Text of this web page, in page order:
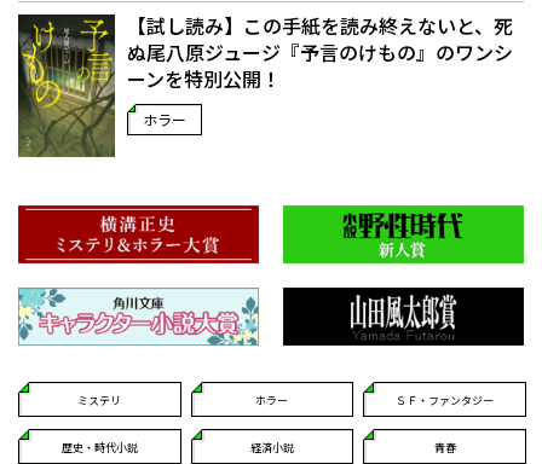
【試し読み】この手紙を読み終えないと、死
ぬ――尾八原ジュージ『予言のけもの』のワンシ
ーンを特別公開！
ホラー
ミステリ ホラー ＳＦ・ファンタジー
歴史・時代小説 経済小説 青春